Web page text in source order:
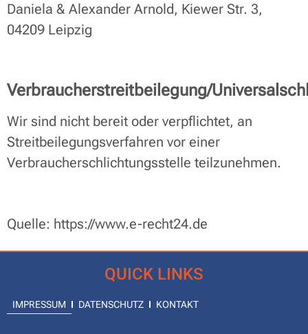
Daniela & Alexander Arnold, Kiewer Str. 3,
04209 Leipzig
Verbraucherstreitbeilegung/
Wir sind nicht bereit oder verpflichtet, an
Streitbeilegungsverfahren vor einer
Verbraucherschlichtungsstelle teilzunehmen.
Quelle: https://www.e-recht24.de
QUICK LINKS
IMPRESSUM DATENSCHUTZ KONTAKT